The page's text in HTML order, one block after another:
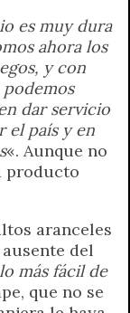
es muy dura
ahora los
y con
dar servicio
el país y en
«. Aunque no
producto
aranceles
del
más fácil de
que no se